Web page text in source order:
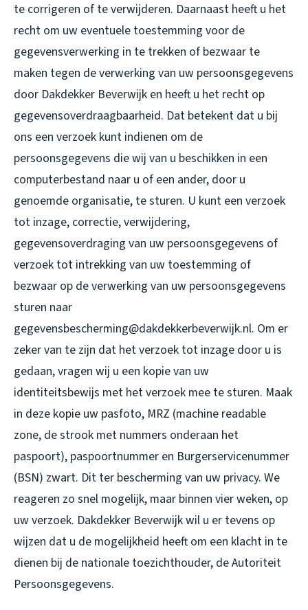
te corrigeren of te verwijderen. Daarnaast heeft u het
recht om uw eventuele toestemming voor de
gegevensverwerking in te trekken of bezwaar te
maken tegen de verwerking van uw persoonsgegevens
door Dakdekker Beverwijk en heeft u het recht op
gegevensoverdraagbaarheid. Dat betekent dat u bij
ons een verzoek kunt indienen om de
persoonsgegevens die wij van u beschikken in een
computerbestand naar u of een ander, door u
genoemde organisatie, te sturen. U kunt een verzoek
tot inzage, correctie, verwijdering,
gegevensoverdraging van uw persoonsgegevens of
verzoek tot intrekking van uw toestemming of
bezwaar op de verwerking van uw persoonsgegevens
sturen naar
gegevensbescherming@dakdekkerbeverwijk.nl. Om er
zeker van te zijn dat het verzoek tot inzage door u is
gedaan, vragen wij u een kopie van uw
identiteitsbewijs met het verzoek mee te sturen. Maak
in deze kopie uw pasfoto, MRZ (machine readable
zone, de strook met nummers onderaan het
paspoort), paspoortnummer en Burgerservicenummer
(BSN) zwart. Dit ter bescherming van uw privacy. We
reageren zo snel mogelijk, maar binnen vier weken, op
uw verzoek. Dakdekker Beverwijk wil u er tevens op
wijzen dat u de mogelijkheid heeft om een klacht in te
dienen bij de nationale toezichthouder, de Autoriteit
Persoonsgegevens.